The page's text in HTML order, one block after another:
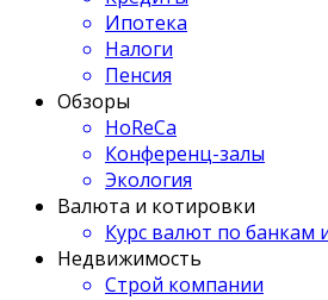
Ипотека
Налоги
Пенсия
Обзоры
HoReCa
Конференц-залы
Экология
Валюта и котировки
Курс валют по банкам
Недвижимость
Строй компании